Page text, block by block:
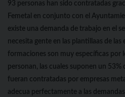
93 personas han sido contratadas
Femetal en conjunto con el
existe una demanda de trabajo en el
necesita gente en las plantillaas de las
formaciones son muy específicas por
personan, las cuales suponen un 53%
fueran contratadas por empresas
adecua perfectamente a las